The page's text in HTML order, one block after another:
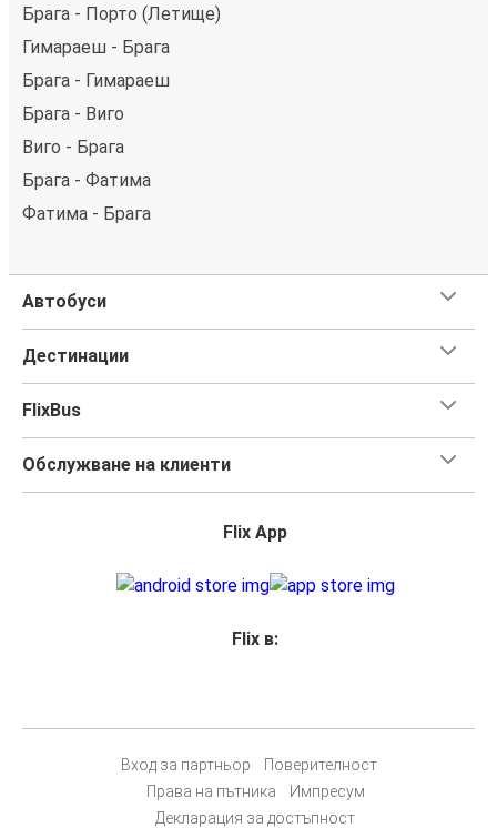
Брага - Порто (Летище)
Гимараеш - Брага
Брага - Гимараеш
Брага - Виго
Виго - Брага
Брага - Фатима
Фатима - Брага
Автобуси
Дестинации
FlixBus
Обслужване на клиенти
Flix App
Flix в:
Вход за партньор
Поверителност
Права на пътника
Импресум
Декларация за достъпност